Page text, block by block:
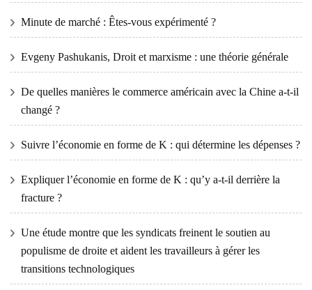
Minute de marché : Êtes-vous expérimenté ?
Evgeny Pashukanis, Droit et marxisme : une théorie générale
De quelles manières le commerce américain avec la Chine a-t-il
changé ?
Suivre l’économie en forme de K : qui détermine les dépenses ?
Expliquer l’économie en forme de K : qu’y a-t-il derrière la
fracture ?
Une étude montre que les syndicats freinent le soutien au
populisme de droite et aident les travailleurs à gérer les
transitions technologiques